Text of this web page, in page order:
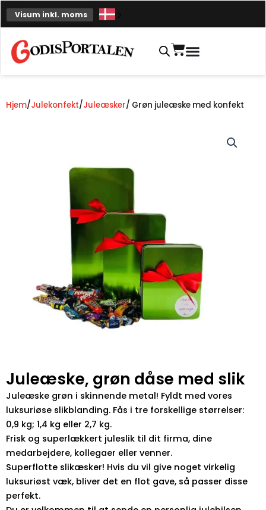
Spring
til
Visum inkl. moms
Indkøbskurv
Hjem/Julekonfekt/Juleæsker/ Grøn juleæske med konfekt
Juleæske, grøn dåse med slik
Juleæske grøn i skinnende metal! Fyldt med vores
luksuriøse slikblanding. Fås i tre forskellige størrelser:
0,9 kg; 1,4 kg eller 2,7 kg.
Frisk og superlækkert juleslik til dit firma, dine
medarbejdere, kollegaer eller venner.
Superflotte slikæsker! Hvis du vil give noget virkelig
luksuriøst væk, bliver det en flot gave, så passer disse
perfekt.